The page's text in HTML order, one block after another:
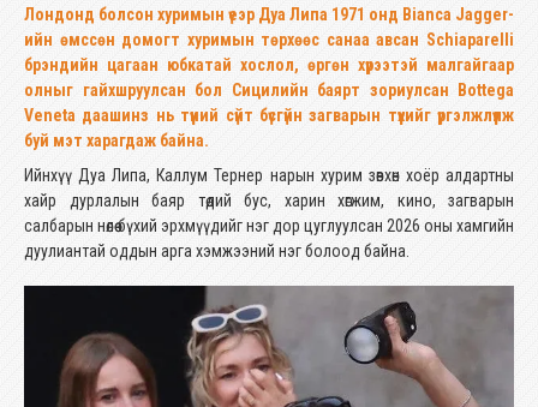
Лондонд болсон хуримын үеэр Дуа Липа 1971 онд Bianca Jagger-
ийн өмссөн домогт хуримын төрхөөс санаа авсан Schiaparelli
брэндийн цагаан юбкатай хослол, өргөн хүрээтэй малгайгаар
олныг гайхшруулсан бол Сицилийн баярт зориулсан Bottega
Veneta даашинз нь түүний сүйт бүсгүйн загварын түүхийг үргэлжлүүлж
буй мэт харагдаж байна.
Ийнхүү Дуа Липа, Каллум Тернер нарын хурим зөвхөн хоёр алдартны
хайр дурлалын баяр төдий бус, харин хөгжим, кино, загварын
салбарын нөлөө бүхий эрхмүүдийг нэг дор цуглуулсан 2026 оны хамгийн
дуулиантай оддын арга хэмжээний нэг болоод байна.